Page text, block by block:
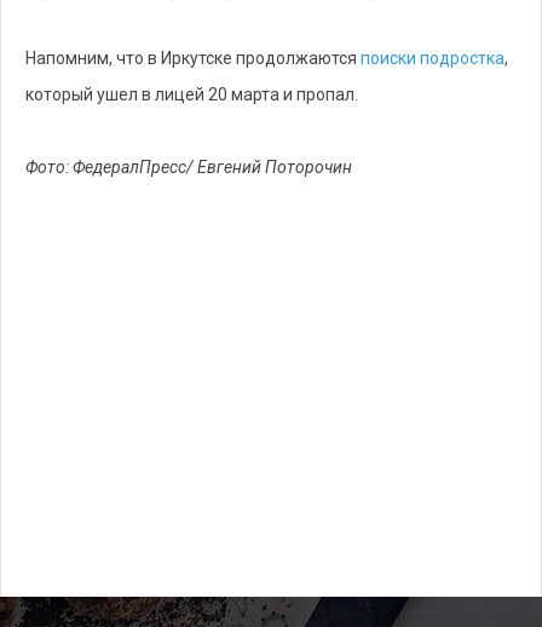
Напомним, что в Иркутске продолжаются поиски подростка,
который ушел в лицей 20 марта и пропал.
Фото: ФедералПресс/ Евгений Поторочин